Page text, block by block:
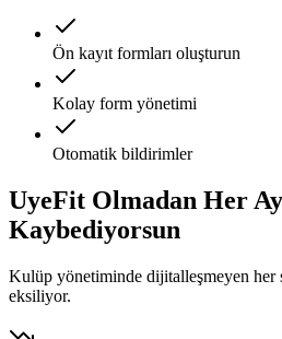
Ön kayıt formları oluşturun
Kolay form yönetimi
Otomatik bildirimler
UyeFit Olmadan Her Ay
Kaybediyorsun
Kulüp yönetiminde dijitalleşmeyen her
eksiliyor.